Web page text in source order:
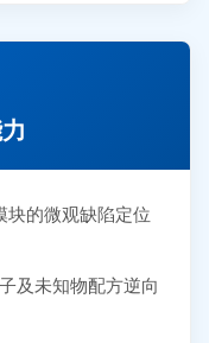
块的微观缺陷定位
及未知物配方逆向